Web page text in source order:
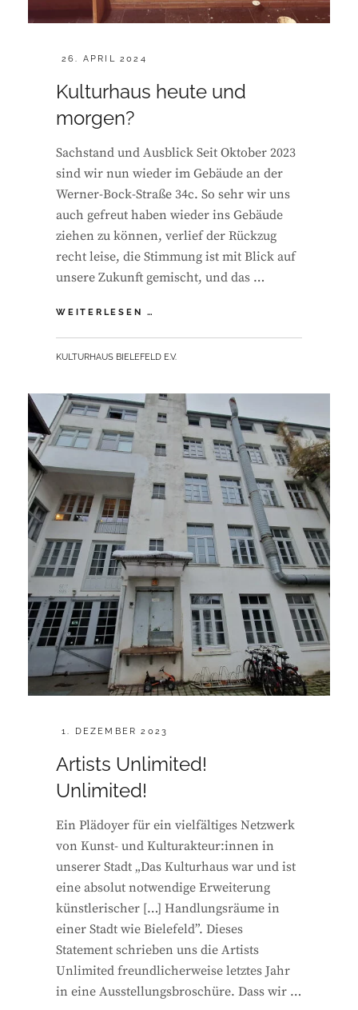
POSTED
26. APRIL 2024
Kulturhaus heute und
morgen?
Sachstand und Ausblick Seit Oktober 2023
sind wir nun wieder im Gebäude an der
Werner-Bock-Straße 34c. So sehr wir uns
auch gefreut haben wieder ins Gebäude
ziehen zu können, verlief der Rückzug
recht leise, die Stimmung ist mit Blick auf
unsere Zukunft gemischt, und das …
WEITERLESEN …
MORGEN?
BY
KULTURHAUS BIELEFELD E.V.
POSTED
1. DEZEMBER 2023
Artists Unlimited!
Unlimited!
Ein Plädoyer für ein vielfältiges Netzwerk
von Kunst- und Kulturakteur:innen in
unserer Stadt „Das Kulturhaus war und ist
eine absolut notwendige Erweiterung
künstlerischer […] Handlungsräume in
einer Stadt wie Bielefeld”. Dieses
Statement schrieben uns die Artists
Unlimited freundlicherweise letztes Jahr
in eine Ausstellungsbroschüre. Dass wir …